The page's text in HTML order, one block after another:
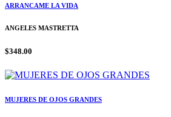
ARRANCAME LA VIDA
ANGELES MASTRETTA
$348.00
MUJERES DE OJOS GRANDES